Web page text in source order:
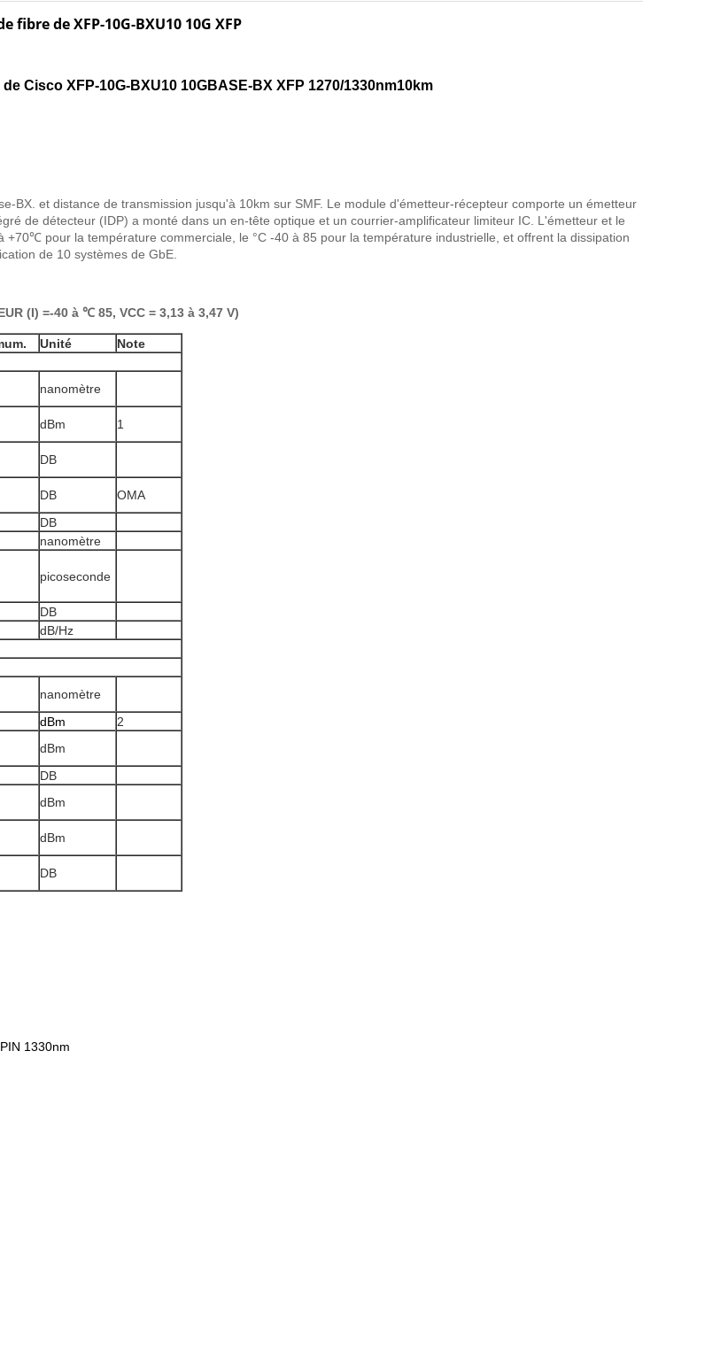
de XFP-10G-BXU10 10G XFP
Cisco XFP-10G-BXU10 10GBASE-BX XFP 1270/1330nm10km
BX. et distance de transmission jusqu'à 10km sur SMF. Le module d'émetteur-récepteur comporte un émetteur
de détecteur (IDP) a monté dans un en-tête optique et un courrier-amplificateur limiteur IC. L'émetteur et le
pour la température commerciale, le °C -40 à 85 pour la température industrielle, et offrent la dissipation
de 10 systèmes de GbE.
(I) =-40 à ℃ 85, VCC = 3,13 à 3,47 V)
Unité
Note
nanomètre
dBm
1
DB
DB
OMA
DB
nanomètre
picoseconde
DB
dB/Hz
nanomètre
dBm
2
dBm
DB
dBm
dBm
DB
1330nm